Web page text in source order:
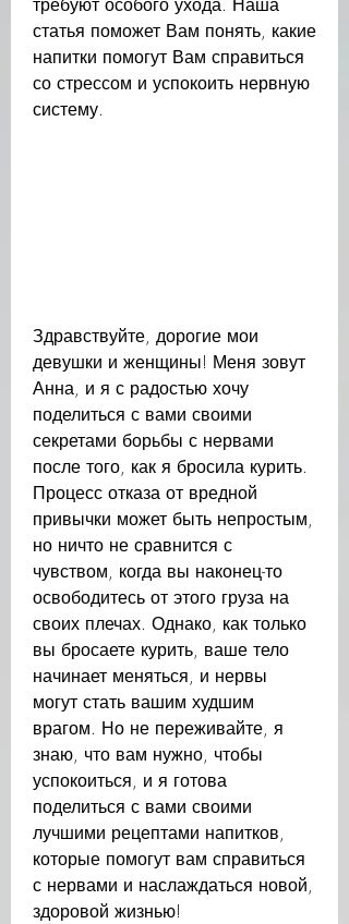
статья поможет Вам понять, какие
напитки помогут Вам справиться
со стрессом и успокоить нервную
систему.
Здравствуйте, дорогие мои
девушки и женщины! Меня зовут
Анна, и я с радостью хочу
поделиться с вами своими
секретами борьбы с нервами
после того, как я бросила курить.
Процесс отказа от вредной
привычки может быть непростым,
но ничто не сравнится с
чувством, когда вы наконец-то
освободитесь от этого груза на
своих плечах. Однако, как только
вы бросаете курить, ваше тело
начинает меняться, и нервы
могут стать вашим худшим
врагом. Но не переживайте, я
знаю, что вам нужно, чтобы
успокоиться, и я готова
поделиться с вами своими
лучшими рецептами напитков,
которые помогут вам справиться
с нервами и наслаждаться новой,
здоровой жизнью!